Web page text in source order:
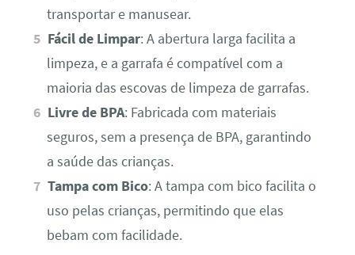
transportar e manusear.
Fácil de Limpar: A abertura larga facilita a
limpeza, e a garrafa é compatível com a
maioria das escovas de limpeza de garrafas.
Livre de BPA: Fabricada com materiais
seguros, sem a presença de BPA, garantindo
a saúde das crianças.
Tampa com Bico: A tampa com bico facilita o
uso pelas crianças, permitindo que elas
bebam com facilidade.